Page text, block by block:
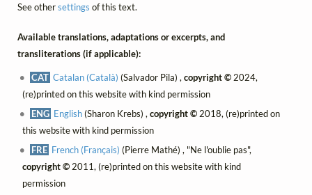
See othersettings of this text.
Available translations, adaptations or excerpts, and
transliterations (if applicable):
CAT Catalan (Català) (Salvador Pila) ,copyright © 2024,
(re)printed on this website with kind permission
ENG English(Sharon Krebs) ,copyright © 2018, (re)printed on
this website with kind permission
FRE French (Français) (Pierre Mathé) , "Ne l'oublie pas",
copyright ©2011, (re)printed on this website with kind
permission